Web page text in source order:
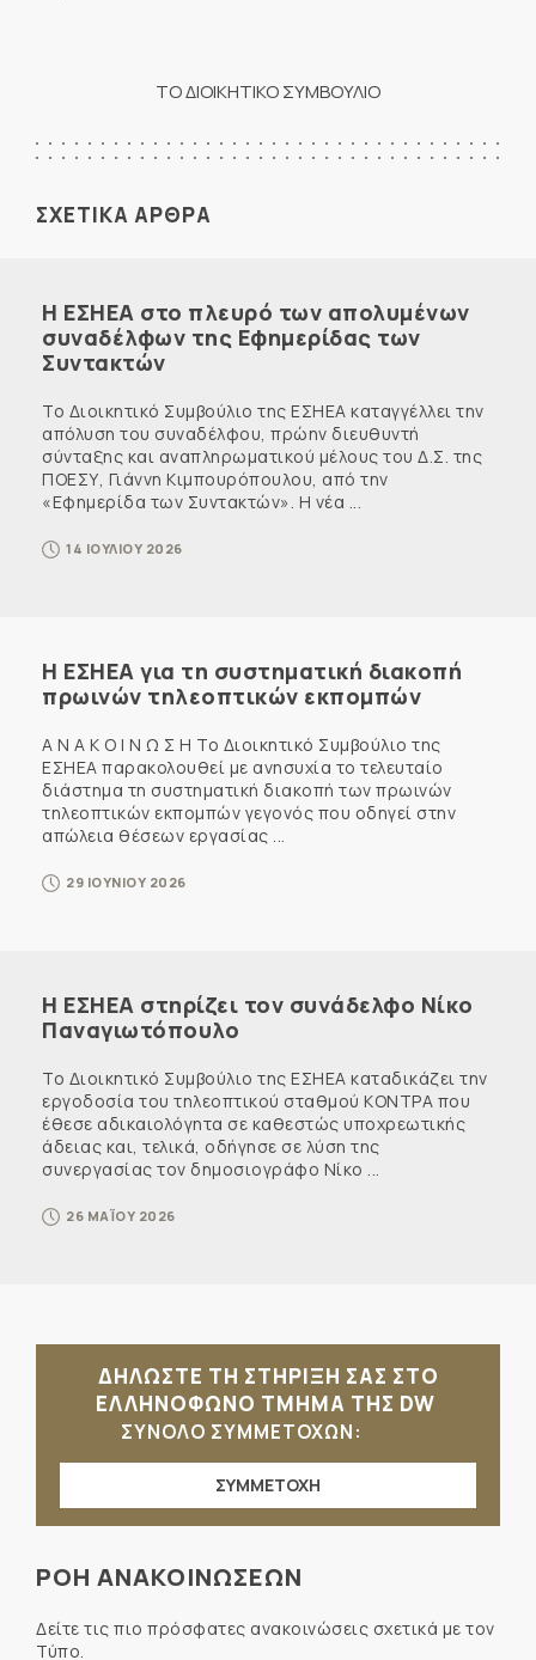
ΤΟ ΔΙΟΙΚΗΤΙΚΟ ΣΥΜΒΟΥΛΙΟ
ΣΧΕΤΙΚΑ ΑΡΘΡΑ
Η ΕΣΗΕΑ στο πλευρό των απολυμένων
συναδέλφων της Εφημερίδας των
Συντακτών
Το Διοικητικό Συμβούλιο της ΕΣΗΕΑ καταγγέλλει την
απόλυση του συναδέλφου, πρώην διευθυντή
σύνταξης και αναπληρωματικού μέλους του Δ.Σ. της
ΠΟΕΣΥ, Γιάννη Κιμπουρόπουλου, από την
«Εφημερίδα των Συντακτών». Η νέα ...
14 ΙΟΥΛΙΟΥ 2026
Η ΕΣΗΕΑ για τη συστηματική διακοπή
πρωινών τηλεοπτικών εκπομπών
Α Ν Α Κ Ο Ι Ν Ω Σ Η Το Διοικητικό Συμβούλιο της
ΕΣΗΕΑ παρακολουθεί με ανησυχία το τελευταίο
διάστημα τη συστηματική διακοπή των πρωινών
τηλεοπτικών εκπομπών γεγονός που οδηγεί στην
απώλεια θέσεων εργασίας ...
29 ΙΟΥΝΙΟΥ 2026
Η ΕΣΗΕΑ στηρίζει τον συνάδελφο Νίκο
Παναγιωτόπουλο
Το Διοικητικό Συμβούλιο της ΕΣΗΕΑ καταδικάζει την
εργοδοσία του τηλεοπτικού σταθμού ΚΟΝΤΡΑ που
έθεσε αδικαιολόγητα σε καθεστώς υποχρεωτικής
άδειας και, τελικά, οδήγησε σε λύση της
συνεργασίας τον δημοσιογράφο Νίκο ...
26 ΜΑΪΟΥ 2026
ΔΗΛΩΣΤΕ ΤΗ ΣΤΗΡΙΞΗ ΣΑΣ ΣΤΟ
ΕΛΛΗΝΟΦΩΝΟ ΤΜΗΜΑ ΤΗΣ DW
ΣΥΝΟΛΟ ΣΥΜΜΕΤΟΧΩΝ:
ΣΥΜΜΕΤΟΧΗ
ΡΟΗ ΑΝΑΚΟΙΝΩΣΕΩΝ
Δείτε τις πιο πρόσφατες ανακοινώσεις σχετικά με τον
Τύπο.